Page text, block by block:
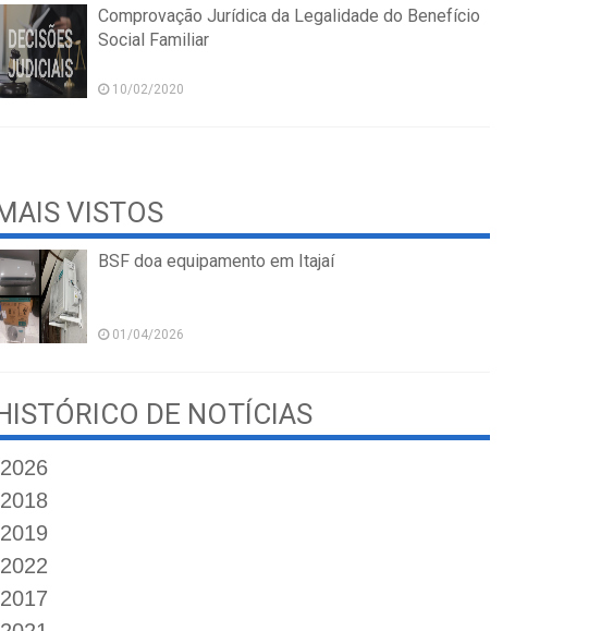
Comprovação Jurídica da Legalidade do Benefício
Social Familiar
10/02/2020
VISTOS
BSF doa equipamento em Itajaí
01/04/2026
DE NOTÍCIAS
2026
2018
2019
2022
2017